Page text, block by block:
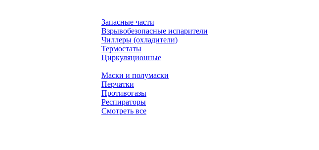
Запасные части
Взрывобезопасные испарители
Чиллеры (охладители)
Термостаты
Циркуляционные
Маски и полумаски
Перчатки
Противогазы
Респираторы
Смотреть все